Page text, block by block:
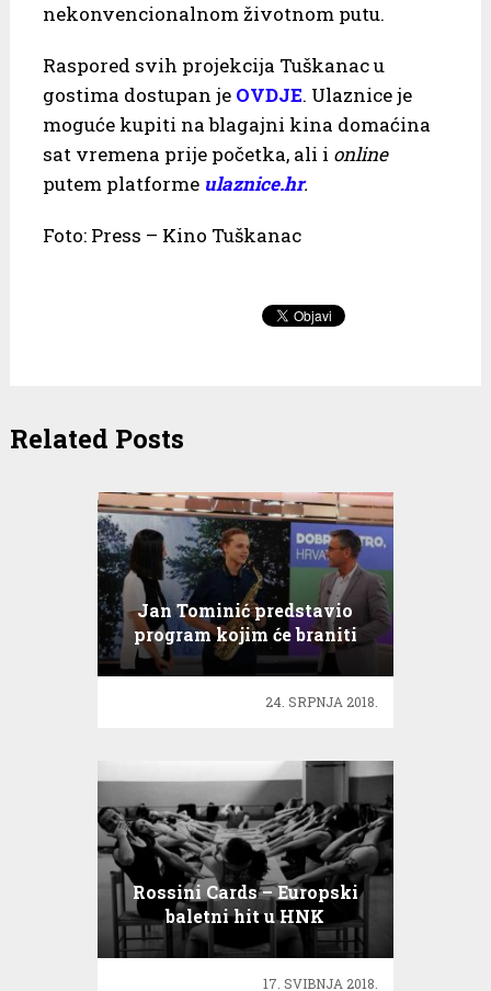
nekonvencionalnom životnom putu.
Raspored svih projekcija Tuškanac u
gostima dostupan je OVDJE. Ulaznice je
moguće kupiti na blagajni kina domaćina
sat vremena prije početka, ali i online
putem platforme ulaznice.hr.
Foto: Press – Kino Tuškanac
Related Posts
Jan Tominić predstavio
program kojim će braniti
boje Hrvatske na Euroviziji
24. SRPNJA 2018.
Rossini Cards – Europski
baletni hit u HNK
17. SVIBNJA 2018.